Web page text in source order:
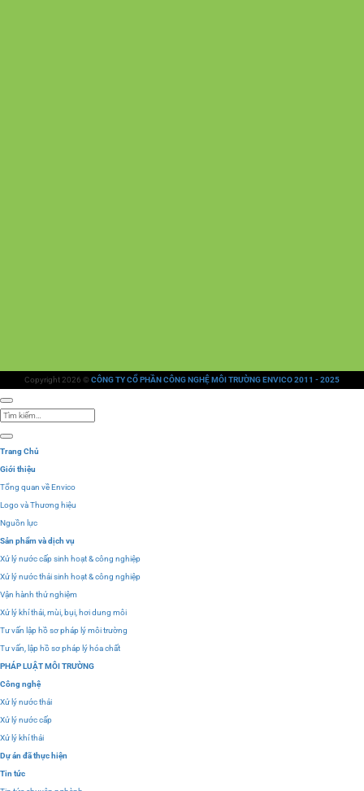
Copyright 2026 ©CÔNG TY CỔ PHẦN CÔNG NGHỆ MÔI TRƯỜNG ENVICO 2011 - 2025
Tìm
kiếm:
Trang Chủ
Giới thiệu
Tổng quan về Envico
Logo và Thương hiệu
Nguồn lực
Sản phẩm và dịch vụ
Xử lý nước cấp sinh hoạt & công nghiệp
Xử lý nước thải sinh hoạt & công nghiệp
Vận hành thử nghiệm
Xử lý khí thải, mùi, bụi, hơi dung môi
Tư vấn lập hồ sơ pháp lý môi trường
Tư vấn, lập hồ sơ pháp lý hóa chất
PHÁP LUẬT MÔI TRƯỜNG
Công nghệ
Xử lý nước thải
Xử lý nước cấp
Xử lý khí thải
Dự án đã thực hiện
Tin tức